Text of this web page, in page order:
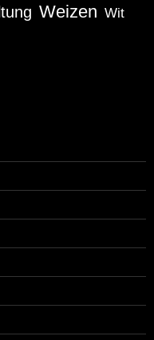
Weizen Wit